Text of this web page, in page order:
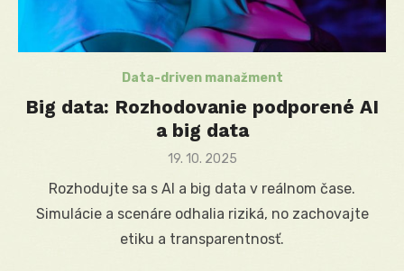
Data-driven manažment
Big data: Rozhodovanie podporené AI
a big data
Posted
19. 10. 2025
Rozhodujte sa s AI a big data v reálnom čase.
Simulácie a scenáre odhalia riziká, no zachovajte
etiku a transparentnosť.